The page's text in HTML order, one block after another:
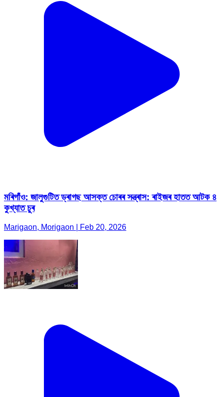
মৰিগাঁও: জালুগুটিত ড্ৰাগছ আসক্ত চোৰৰ সন্ত্ৰাস: ৰাইজৰ হাতত আটক ৪
কুখ্যাত চুৰ
Marigaon, Morigaon | Feb 20, 2026